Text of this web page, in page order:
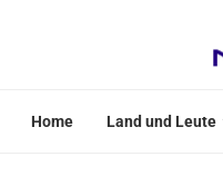
Home Land und Leute